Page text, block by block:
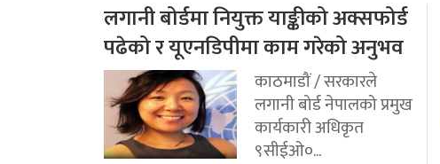
लगानी बोर्डमा नियुक्त याङ्कीको अक्सफोर्ड
पढेको र यूएनडिपीमा काम गरेको अनुभव
काठमाडौं / सरकारले
लगानी बोर्ड नेपालको प्रमुख
कार्यकारी अधिकृत
९सीईओ०...